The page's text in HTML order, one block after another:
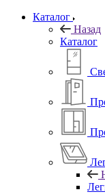
Каталог
Назад
Каталог